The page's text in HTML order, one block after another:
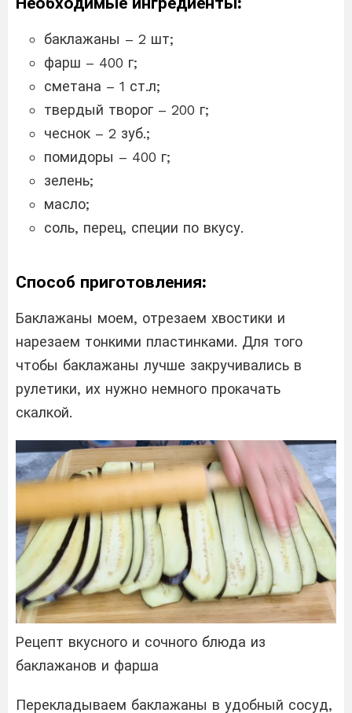
баклажаны – 2 шт;
фарш – 400 г;
сметана – 1 ст.л;
твердый творог – 200 г;
чеснок – 2 зуб.;
помидоры – 400 г;
зелень;
масло;
соль, перец, специи по вкусу.
Способ приготовления:
Баклажаны моем, отрезаем хвостики и
нарезаем тонкими пластинками. Для того
чтобы баклажаны лучше закручивались в
рулетики, их нужно немного прокачать
скалкой.
Рецепт вкусного и сочного блюда из
баклажанов и фарша
Перекладываем баклажаны в удобный сосуд,